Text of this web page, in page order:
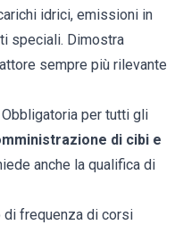
idrici, emissioni in
speciali. Dimostra
sempre più rilevante
Obbligatoria per tutti gli
di cibi e
anche la qualifica di
di frequenza di corsi